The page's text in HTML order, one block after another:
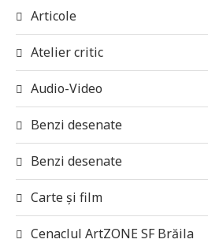
Articole
Atelier critic
Audio-Video
Benzi desenate
Benzi desenate
Carte și film
Cenaclul ArtZONE SF Brăila